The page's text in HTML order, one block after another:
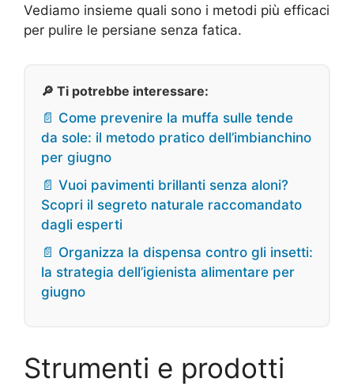
Vediamo insieme quali sono i metodi più efficaci
per pulire le persiane senza fatica.
🔎 Ti potrebbe interessare:
📄 Come prevenire la muffa sulle tende
da sole: il metodo pratico dell’imbianchino
per giugno
📄 Vuoi pavimenti brillanti senza aloni?
Scopri il segreto naturale raccomandato
dagli esperti
📄 Organizza la dispensa contro gli insetti:
la strategia dell’igienista alimentare per
giugno
Strumenti e prodotti